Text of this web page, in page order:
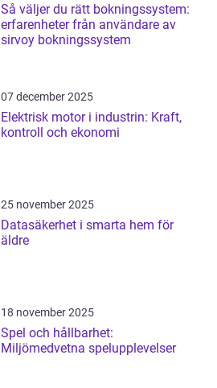
Så väljer du rätt bokningssystem:
erfarenheter från användare av
sirvoy bokningssystem
07 december 2025
Elektrisk motor i industrin: Kraft,
kontroll och ekonomi
25 november 2025
Datasäkerhet i smarta hem för
äldre
18 november 2025
Spel och hållbarhet:
Miljömedvetna spelupplevelser